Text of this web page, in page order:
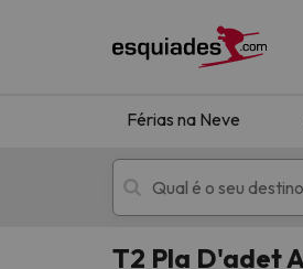
Férias na Neve
T2 Pla D'adet